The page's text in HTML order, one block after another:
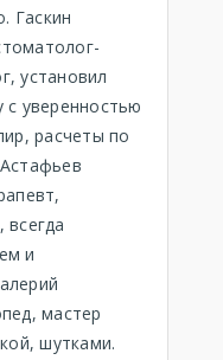
Гаскин
установил
уверенностью
расчеты по
и
мастер
шутками.